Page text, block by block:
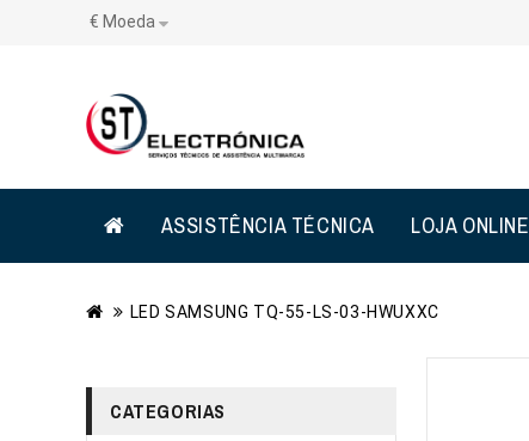
€ Moeda
ASSISTÊNCIA TÉCNICA LOJA ONLINE
LED SAMSUNG TQ-55-LS-03-HWUXXC
CATEGORIAS